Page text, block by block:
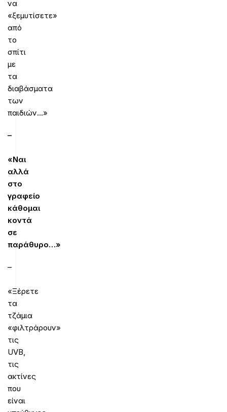
να
«ξεμυτίσετε»
από
το
σπίτι
με
τα
διαβάσματα
των
παιδιών…»
–
«Ναι
αλλά
στο
γραφείο
κάθομαι
κοντά
σε
παράθυρο…»
–
«Ξέρετε
τα
τζάμια
«φιλτράρουν»
τις
UVB,
τις
ακτίνες
που
είναι